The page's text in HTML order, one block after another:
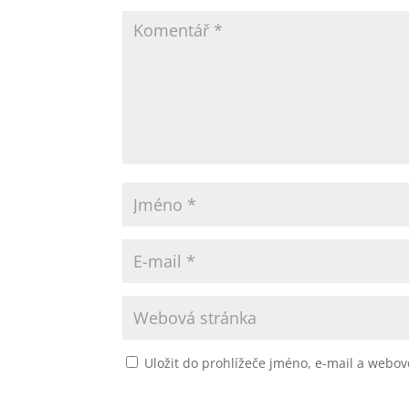
Uložit do prohlížeče jméno, e-mail a